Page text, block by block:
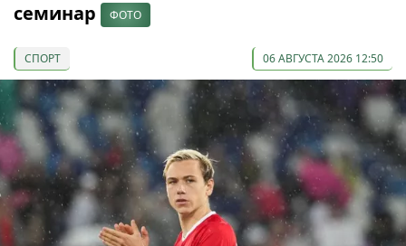
семинар
ФОТО
СПОРТ 06 АВГУСТА 2026 12:50